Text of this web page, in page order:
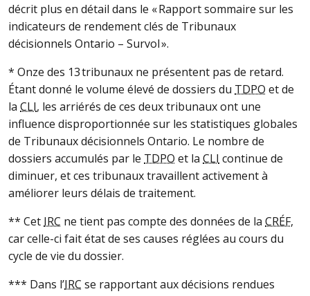
décrit plus en détail dans le « Rapport sommaire sur les
indicateurs de rendement clés de Tribunaux
décisionnels Ontario – Survol ».
* Onze des 13 tribunaux ne présentent pas de retard.
Étant donné le volume élevé de dossiers du TDPO et de
la CLI, les arriérés de ces deux tribunaux ont une
influence disproportionnée sur les statistiques globales
de Tribunaux décisionnels Ontario. Le nombre de
dossiers accumulés par le TDPO et la CLI continue de
diminuer, et ces tribunaux travaillent activement à
améliorer leurs délais de traitement.
** Cet IRC ne tient pas compte des données de la CRÉF,
car celle-ci fait état de ses causes réglées au cours du
cycle de vie du dossier.
*** Dans l’IRC se rapportant aux décisions rendues